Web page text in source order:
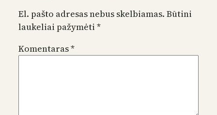
El. pašto adresas nebus skelbiamas. Būtini
laukeliai pažymėti *
Komentaras*